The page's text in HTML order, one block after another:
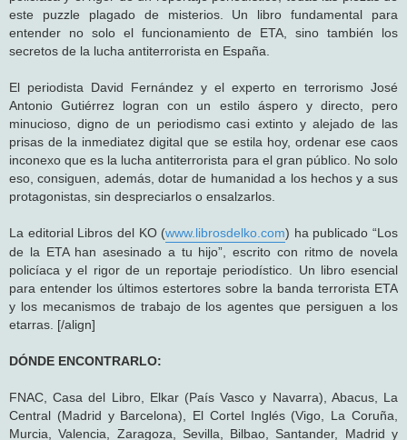
este puzzle plagado de misterios. Un libro fundamental para
entender no solo el funcionamiento de ETA, sino también los
secretos de la lucha antiterrorista en España.
El periodista David Fernández y el experto en terrorismo José
Antonio Gutiérrez logran con un estilo áspero y directo, pero
minucioso, digno de un periodismo casi extinto y alejado de las
prisas de la inmediatez digital que se estila hoy, ordenar ese caos
inconexo que es la lucha antiterrorista para el gran público. No solo
eso, consiguen, además, dotar de humanidad a los hechos y a sus
protagonistas, sin despreciarlos o ensalzarlos.
La editorial Libros del KO (www.librosdelko.com) ha publicado “Los
de la ETA han asesinado a tu hijo”, escrito con ritmo de novela
policíaca y el rigor de un reportaje periodístico. Un libro esencial
para entender los últimos estertores sobre la banda terrorista ETA
y los mecanismos de trabajo de los agentes que persiguen a los
etarras. [/align]
DÓNDE ENCONTRARLO:
FNAC, Casa del Libro, Elkar (País Vasco y Navarra), Abacus, La
Central (Madrid y Barcelona), El Cortel Inglés (Vigo, La Coruña,
Murcia, Valencia, Zaragoza, Sevilla, Bilbao, Santander, Madrid y